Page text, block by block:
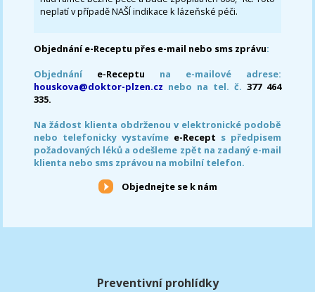
neplatí v případě NAŠÍ indikace k lázeňské péči.
Objednání e-Receptu přes e-mail nebo sms zprávu:
Objednání e-Receptu na e-mailové adrese:
houskova@doktor-plzen.cz nebo na tel. č. 377 464
335.
Na žádost klienta obdrženou v elektronické podobě
nebo telefonicky vystavíme e-Recept s předpisem
požadovaných léků a odešleme zpět na zadaný e-mail
klienta nebo sms zprávou na mobilní telefon.
Objednejte se k nám
Preventivní prohlídky